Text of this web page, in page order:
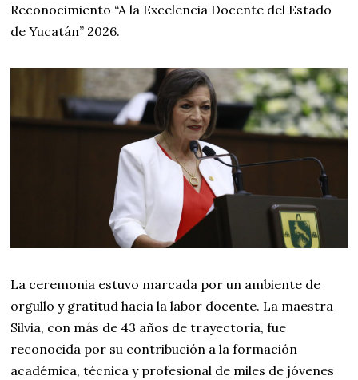
Reconocimiento “A la Excelencia Docente del Estado
de Yucatán” 2026.
La ceremonia estuvo marcada por un ambiente de
orgullo y gratitud hacia la labor docente. La maestra
Silvia, con más de 43 años de trayectoria, fue
reconocida por su contribución a la formación
académica, técnica y profesional de miles de jóvenes